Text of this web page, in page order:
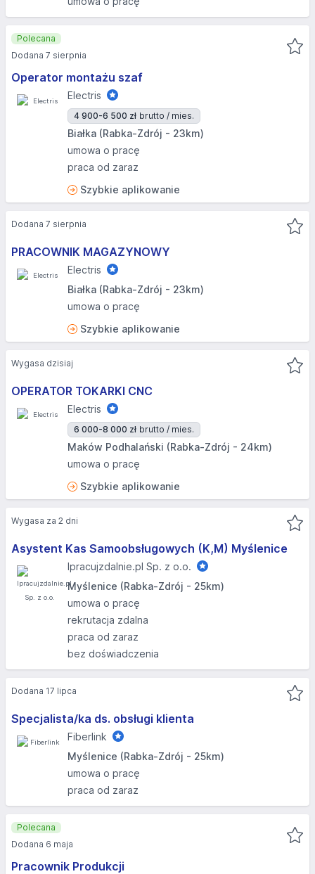
Operator montażu szaf
Electris
4 900-6 500 zł brutto / mies.
Białka (Rabka-Zdrój - 23km)
umowa o pracę
praca od zaraz
Szybkie aplikowanie
Polecana
Dodana 7 sierpnia
PRACOWNIK MAGAZYNOWY
Electris
Białka (Rabka-Zdrój - 23km)
umowa o pracę
Szybkie aplikowanie
Dodana 7 sierpnia
OPERATOR TOKARKI CNC
Electris
6 000-8 000 zł brutto / mies.
Maków Podhalański (Rabka-Zdrój - 24km)
umowa o pracę
Szybkie aplikowanie
Wygasa dzisiaj
Asystent Kas Samoobsługowych (K,M) Myślenice
Ipracujzdalnie.pl Sp. z o.o.
Myślenice (Rabka-Zdrój - 25km)
umowa o pracę
rekrutacja zdalna
praca od zaraz
bez doświadczenia
Wygasa za 2 dni
Specjalista/ka ds. obsługi klienta
Fiberlink
Myślenice (Rabka-Zdrój - 25km)
umowa o pracę
praca od zaraz
Dodana 17 lipca
Pracownik Produkcji
Polecana
Dodana 6 maja